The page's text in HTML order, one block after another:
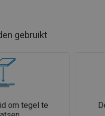
gebruikt
om tegel te